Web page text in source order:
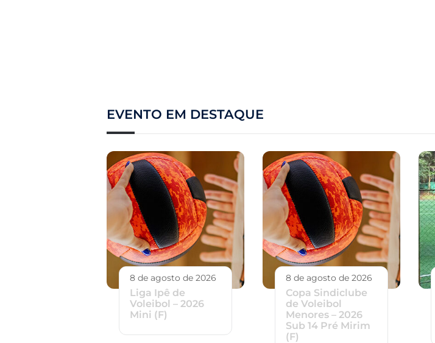
EVENTO EM DESTAQUE
8 de agosto de 2026
Liga Ipê de
Voleibol – 2026
Mini (F)
8 de agosto de 2026
Copa Sindiclube
de Voleibol
Menores – 2026
Sub 14 Pré Mirim
(F)